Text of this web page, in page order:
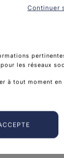
les réseaux
à tout moment en
Continuer